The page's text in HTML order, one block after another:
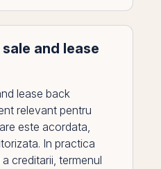
and lease
lease back
relevant pentru
este acordata,
In practica
creditarii, termenul